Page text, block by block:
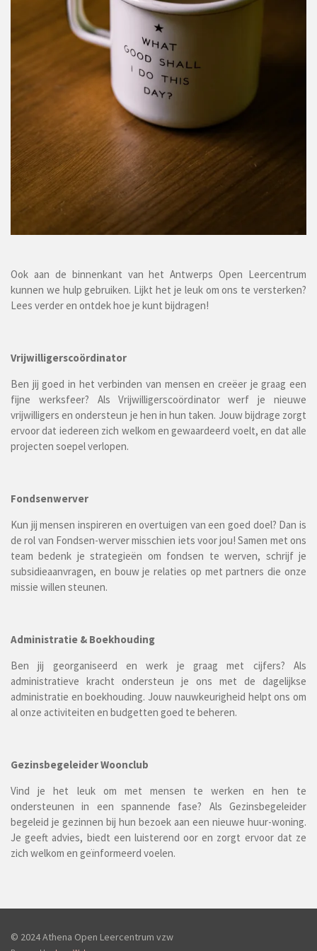
Ook aan de binnenkant van het Antwerps Open Leercentrum
kunnen we hulp gebruiken. Lijkt het je leuk om ons te versterken?
Lees verder en ontdek hoe je kunt bijdragen!
Vrijwilligerscoördinator
Ben jij goed in het verbinden van mensen en creëer je graag een
fijne werksfeer? Als Vrijwilligerscoördinator werf je nieuwe
vrijwilligers en ondersteun je hen in hun taken. Jouw bijdrage zorgt
ervoor dat iedereen zich welkom en gewaardeerd voelt, en dat alle
projecten soepel verlopen.
Fondsenwerver
Kun jij mensen inspireren en overtuigen van een goed doel? Dan is
de rol van Fondsen-werver misschien iets voor jou! Samen met ons
team bedenk je strategieën om fondsen te werven, schrijf je
subsidieaanvragen, en bouw je relaties op met partners die onze
missie willen steunen.
Administratie & Boekhouding
Ben jij georganiseerd en werk je graag met cijfers? Als
administratieve kracht ondersteun je ons met de dagelijkse
administratie en boekhouding. Jouw nauwkeurigheid helpt ons om
al onze activiteiten en budgetten goed te beheren.
Gezinsbegeleider Woonclub
Vind je het leuk om met mensen te werken en hen te
ondersteunen in een spannende fase? Als Gezinsbegeleider
begeleid je gezinnen bij hun bezoek aan een nieuwe huur-woning.
Je geeft advies, biedt een luisterend oor en zorgt ervoor dat ze
zich welkom en geïnformeerd voelen.
© 2024 Athena Open Leercentrum vzw